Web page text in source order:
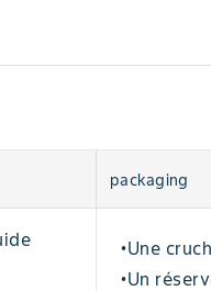
packaging
•Une
•Un